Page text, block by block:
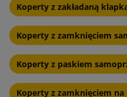
Koperty z zakładaną
Koperty z zamknięciem
Koperty z paskiem
Koperty z zamknięciem